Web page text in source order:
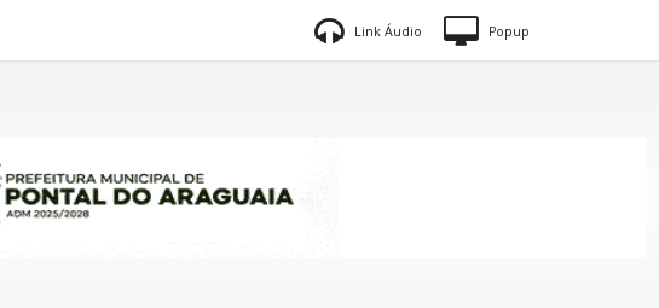
Link Áudio Popup